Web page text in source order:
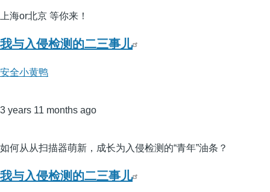
上海or北京 等你来！
我与入侵检测的二三事儿
安全小黄鸭
3 years 11 months ago
如何从从扫描器萌新，成长为入侵检测的“青年”油条？
我与入侵检测的二三事儿